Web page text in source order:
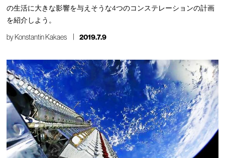
の生活に大きな影響を与えそうな4つのコンステレーションの計画
を紹介しよう。
byKonstantin Kakaes 2019.7.9